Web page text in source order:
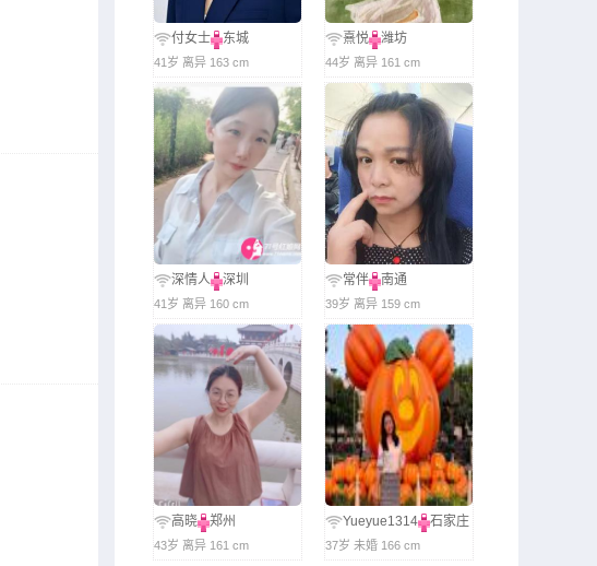
付女士 东城
41岁 离异 163 cm
熹悦 潍坊
44岁 离异 161 cm
深情人 深圳
41岁 离异 160 cm
常伴 南通
39岁 离异 159 cm
高晓 郑州
43岁 离异 161 cm
Yueyue1314 石家庄
37岁 未婚 166 cm